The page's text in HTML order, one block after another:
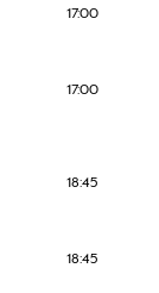
17:00
17:00
18:45
18:45